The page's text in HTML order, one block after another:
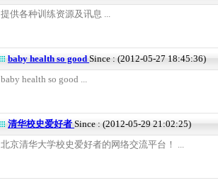
提供各种训练资源及讯息 ...
baby health so goodSince : (2012-05-27 18:45:36)
baby health so good ...
清华校史爱好者 Since : (2012-05-29 21:02:25)
北京清华大学校史爱好者的网络交流平台！ ...